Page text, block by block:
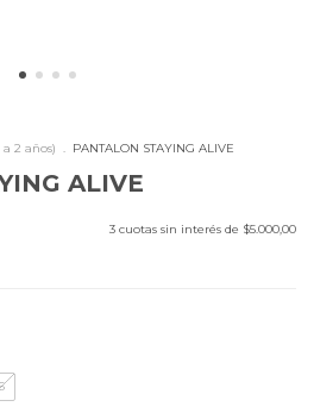
a 2 años) . PANTALON STAYING ALIVE
ALIVE
3 cuotas sin interés de $5.000,00